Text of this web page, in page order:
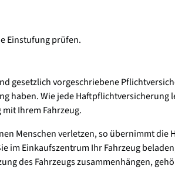
Einstufung prüfen.
gesetzlich vorgeschriebene
haben. Wie jede Haftpflichtversicherung
Ihrem Fahrzeug.
Menschen verletzen, so übernimmt
im Einkaufszentrum Ihr Fahrzeug
des Fahrzeugs zusammenhängen,